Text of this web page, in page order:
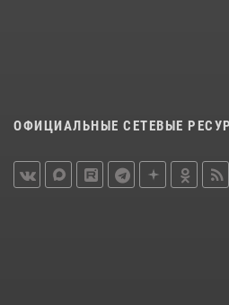
ОФИЦИАЛЬНЫЕ СЕТЕВЫЕ